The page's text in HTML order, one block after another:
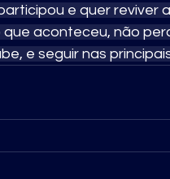
e quer reviver
aconteceu, não
e seguir nas